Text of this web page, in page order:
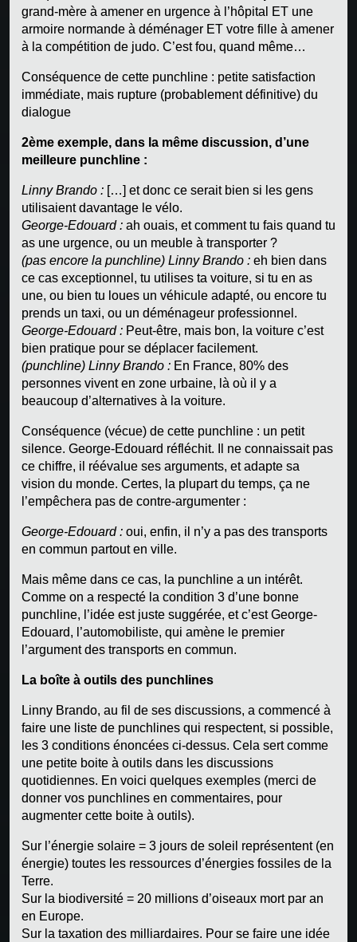
grand-mère à amener en urgence à l’hôpital ET une
armoire normande à déménager ET votre fille à amener
à la compétition de judo. C’est fou, quand même…
Conséquence de cette punchline : petite satisfaction
immédiate, mais rupture (probablement définitive) du
dialogue
2ème exemple, dans la même discussion, d’une
meilleure punchline :
Linny Brando :[…] et donc ce serait bien si les gens
utilisaient davantage le vélo.
George-Edouard :ah ouais, et comment tu fais quand tu
as une urgence, ou un meuble à transporter ?
(pas encore la punchline) Linny Brando :eh bien dans
ce cas exceptionnel, tu utilises ta voiture, si tu en as
une, ou bien tu loues un véhicule adapté, ou encore tu
prends un taxi, ou un déménageur professionnel.
George-Edouard : Peut-être, mais bon, la voiture c’est
bien pratique pour se déplacer facilement.
(punchline) Linny Brando :En France, 80% des
personnes vivent en zone urbaine, là où il y a
beaucoup d’alternatives à la voiture.
Conséquence (vécue) de cette punchline : un petit
silence. George-Edouard réfléchit. Il ne connaissait pas
ce chiffre, il réévalue ses arguments, et adapte sa
vision du monde. Certes, la plupart du temps, ça ne
l’empêchera pas de contre-argumenter :
George-Edouard :oui, enfin, il n’y a pas des transports
en commun partout en ville.
Mais même dans ce cas, la punchline a un intérêt.
Comme on a respecté la condition 3 d’une bonne
punchline, l’idée est juste suggérée, et c’est George-
Edouard, l’automobiliste, qui amène le premier
l’argument des transports en commun.
La boîte à outils des punchlines
Linny Brando, au fil de ses discussions, a commencé à
faire une liste de punchlines qui respectent, si possible,
les 3 conditions énoncées ci-dessus. Cela sert comme
une petite boite à outils dans les discussions
quotidiennes. En voici quelques exemples (merci de
donner vos punchlines en commentaires, pour
augmenter cette boite à outils).
Sur l’énergie solaire = 3 jours de soleil représentent (en
énergie) toutes les ressources d’énergies fossiles de la
Terre.
Sur la biodiversité = 20 millions d’oiseaux mort par an
en Europe.
Sur la taxation des milliardaires. Pour se faire une idée